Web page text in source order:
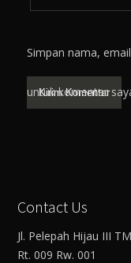
Simpan nama,
untuk komentar
Contact Us
Jl. Pelepah Hijau III
Rt. 009 Rw. 001